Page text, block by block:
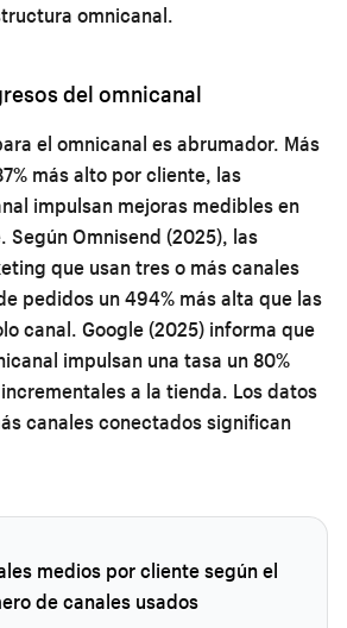
omnicanal.
del omnicanal
el omnicanal es abrumador. Más
más alto por cliente, las
impulsan mejoras medibles en
Omnisend (2025), las
que usan tres o más canales
pedidos un 494% más alta que las
canal. Google (2025) informa que
impulsan una tasa un 80%
a la tienda. Los datos
canales conectados significan
medios por cliente según el
de canales usados